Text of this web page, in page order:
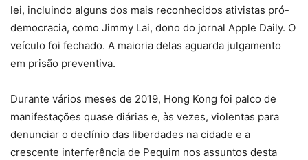
lei, incluindo alguns dos mais reconhecidos ativistas pró-
democracia, como Jimmy Lai, dono do jornal Apple Daily. O
veículo foi fechado. A maioria delas aguarda julgamento
em prisão preventiva.
Durante vários meses de 2019, Hong Kong foi palco de
manifestações quase diárias e, às vezes, violentas para
denunciar o declínio das liberdades na cidade e a
crescente interferência de Pequim nos assuntos desta